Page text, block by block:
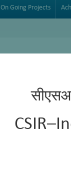
On Going Projects